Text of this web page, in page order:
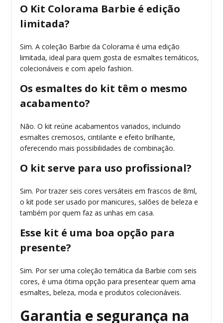
O Kit Colorama Barbie é edição
limitada?
Sim. A coleção Barbie da Colorama é uma edição
limitada, ideal para quem gosta de esmaltes temáticos,
colecionáveis e com apelo fashion.
Os esmaltes do kit têm o mesmo
acabamento?
Não. O kit reúne acabamentos variados, incluindo
esmaltes cremosos, cintilante e efeito brilhante,
oferecendo mais possibilidades de combinação.
O kit serve para uso profissional?
Sim. Por trazer seis cores versáteis em frascos de 8ml,
o kit pode ser usado por manicures, salões de beleza e
também por quem faz as unhas em casa.
Esse kit é uma boa opção para
presente?
Sim. Por ser uma coleção temática da Barbie com seis
cores, é uma ótima opção para presentear quem ama
esmaltes, beleza, moda e produtos colecionáveis.
Garantia e segurança na